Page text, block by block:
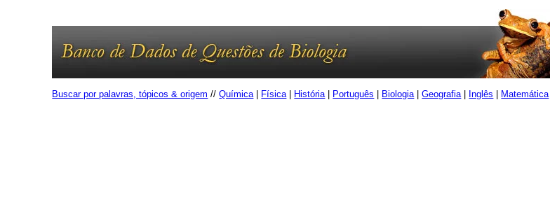
Buscar por palavras, tópicos & origem //Química| Física| História| Português Biologia|Geografia| Inglês Matemática